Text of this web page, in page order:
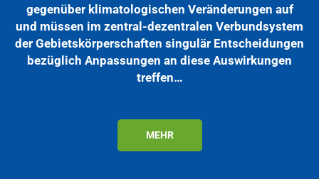
gegenüber klimatologischen Veränderungen auf
und müssen im zentral-dezentralen Verbundsystem
der Gebietskörperschaften singulär Entscheidungen
bezüglich Anpassungen an diese Auswirkungen
treffen…
MEHR